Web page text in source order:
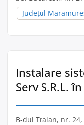
Județul
Instalare
Serv S.R.L.
B-dul Traian, nr. 24,